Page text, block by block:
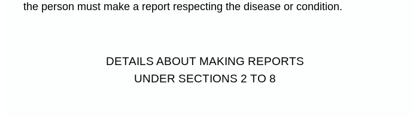
the person must make a report respecting the disease or condition.
DETAILS ABOUT MAKING REPORTS
UNDER SECTIONS 2 TO 8